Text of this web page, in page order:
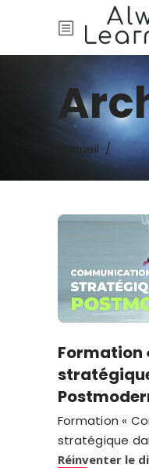
Accueil /
Formation
Formation «
stratégique
Réinventer le